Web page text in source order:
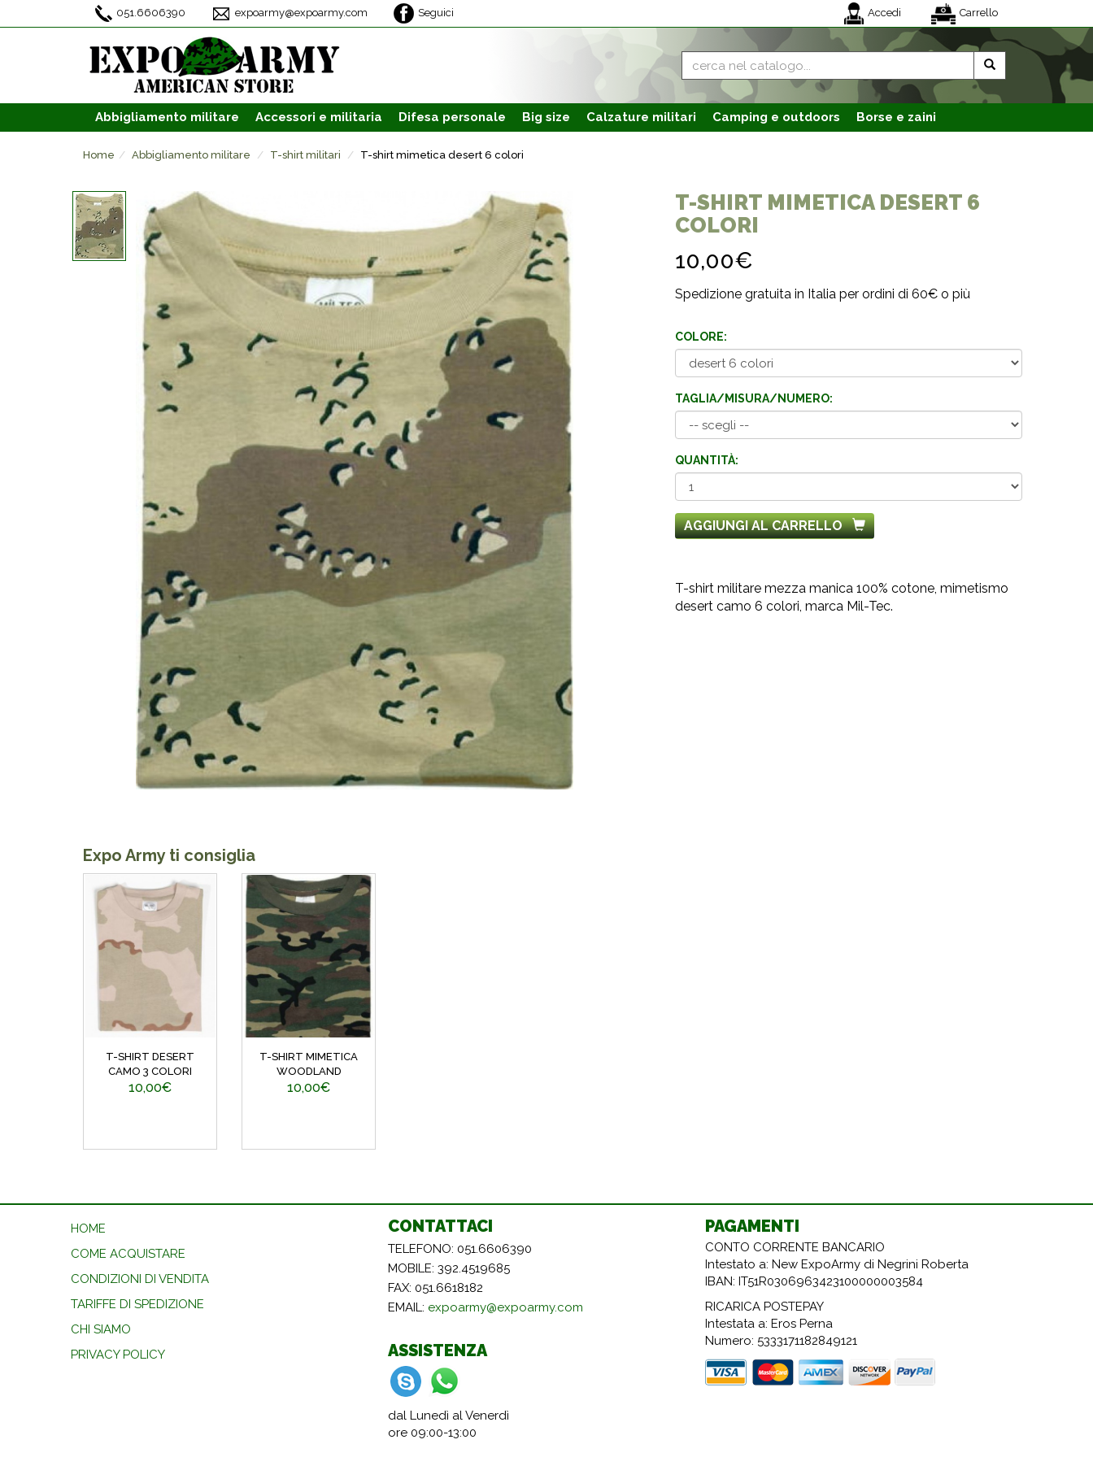
051.6606390 expoarmy@expoarmy.com Seguici Accedi Carrello
Abbigliamento militare Accessori e militaria Difesa personale Big size Calzature militari Camping e outdoors Borse e zaini
Home Abbigliamento militare T-shirt militari T-shirt mimetica desert 6 colori
T-SHIRT MIMETICA DESERT 6
COLORI
10,00€
Spedizione gratuita in Italia per ordini di 60€ o più
COLORE:
TAGLIA/MISURA/NUMERO:
QUANTITÀ:
AGGIUNGI AL CARRELLO
T-shirt militare mezza manica 100% cotone, mimetismo
desert camo 6 colori, marca Mil-Tec.
Expo Army ti consiglia
T-SHIRT DESERT
CAMO 3 COLORI
10,00€
T-SHIRT MIMETICA
WOODLAND
10,00€
HOME
COME ACQUISTARE
CONDIZIONI DI VENDITA
TARIFFE DI SPEDIZIONE
CHI SIAMO
PRIVACY POLICY
CONTATTACI
TELEFONO: 051.6606390
MOBILE: 392.4519685
FAX: 051.6618182
EMAIL: expoarmy@expoarmy.com
ASSISTENZA
dal Lunedì al Venerdì
ore 09:00-13:00
PAGAMENTI
CONTO CORRENTE BANCARIO
Intestato a: New ExpoArmy di Negrini Roberta
IBAN: IT51R0306963423100000003584
RICARICA POSTEPAY
Intestata a: Eros Perna
Numero: 5333171182849121